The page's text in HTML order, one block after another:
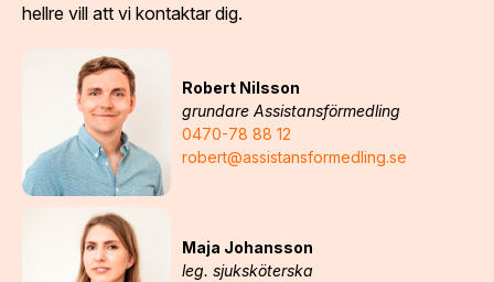
hellre vill att vi kontaktar dig.
Robert Nilsson
grundare Assistansförmedling
0470-78 88 12
robert@assistansformedling.se
Maja Johansson
leg. sjuksköterska